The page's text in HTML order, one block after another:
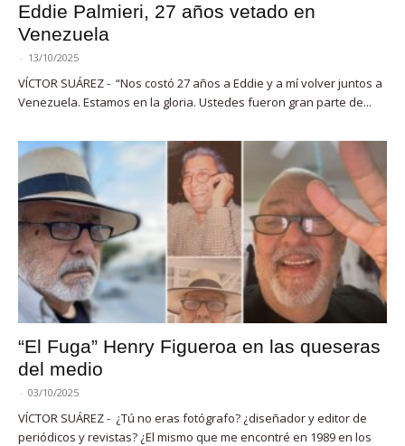
Eddie Palmieri, 27 años vetado en
Venezuela
- 13/10/2025
VÍCTOR SUÁREZ - “Nos costó 27 años a Eddie y a mí volver juntos a
Venezuela. Estamos en la gloria. Ustedes fueron gran parte de...
“El Fuga” Henry Figueroa en las queseras
del medio
- 03/10/2025
VÍCTOR SUÁREZ - ¿Tú no eras fotógrafo? ¿diseñador y editor de
periódicos y revistas? ¿El mismo que me encontré en 1989 en los